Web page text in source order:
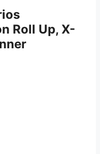
Roll Up, X-